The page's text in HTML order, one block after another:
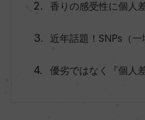
香りの感受性に個人
近年話題！SNPs（
優劣ではなく『個人差